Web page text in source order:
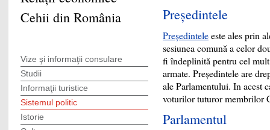
Preşedintele
Preşedinteleeste ales prin
sesiunea comună a celor
fi îndeplinită pentru cel
armate. Preşedintele are
ale Parlamentului. In acest
voturilor tuturor membrilor
Parlamentul
Cehii din România
Vize şi informaţii consulare
Studii
Informaţii turistice
Sistemul politic
Istorie